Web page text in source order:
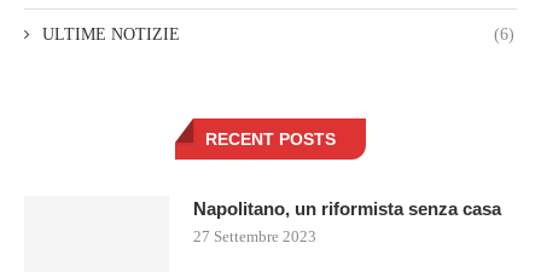
ULTIME NOTIZIE (6)
RECENT POSTS
Napolitano, un riformista senza casa
27 Settembre 2023